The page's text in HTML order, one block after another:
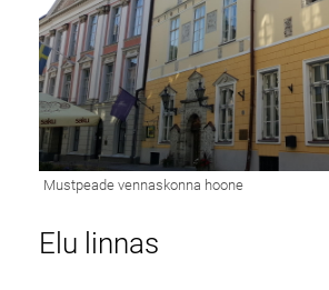
Elu linnas